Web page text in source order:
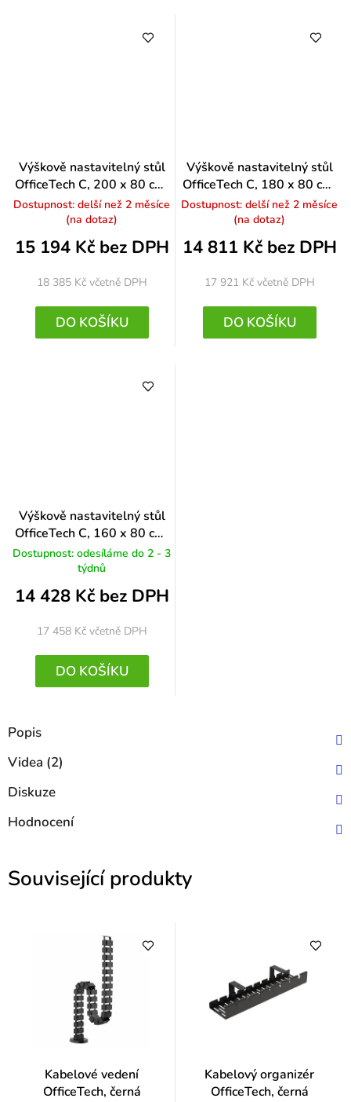
Výškově nastavitelný stůl
OfficeTech C, 200 x 80 cm,
bílá podnož, světle šedá
Dostupnost: delší než 2 měsíce
(na dotaz)
15 194 Kč bez DPH
18 385 Kč včetně DPH
DO KOŠÍKU
Výškově nastavitelný stůl
OfficeTech C, 180 x 80 cm,
bílá podnož, třešeň
Dostupnost: delší než 2 měsíce
(na dotaz)
14 811 Kč bez DPH
17 921 Kč včetně DPH
DO KOŠÍKU
Výškově nastavitelný stůl
OfficeTech C, 160 x 80 cm,
černá podnož, bílá
Dostupnost: odesíláme do 2 - 3
týdnů
14 428 Kč bez DPH
17 458 Kč včetně DPH
DO KOŠÍKU
Popis
Videa (2)
Diskuze
Hodnocení
Související produkty
Kabelové vedení
OfficeTech, černá
Kabelový organizér
OfficeTech, černá